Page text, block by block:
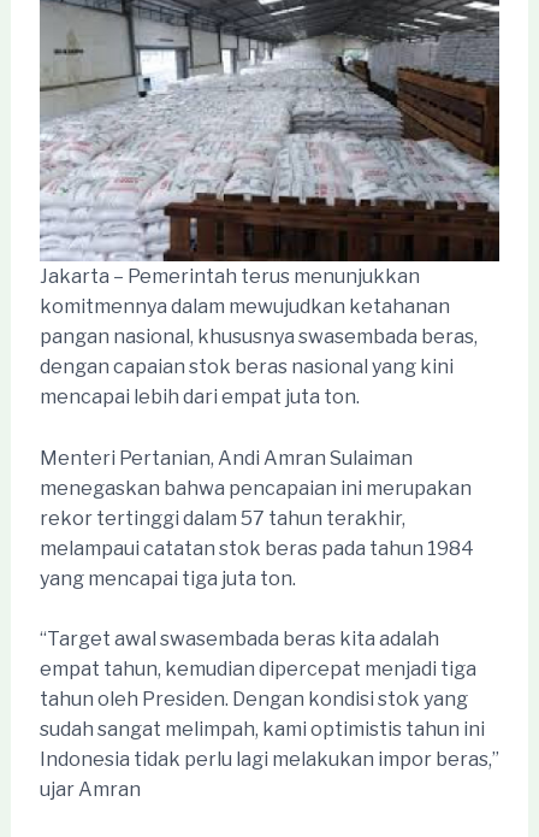
Jakarta – Pemerintah terus menunjukkan
komitmennya dalam mewujudkan ketahanan
pangan nasional, khususnya swasembada beras,
dengan capaian stok beras nasional yang kini
mencapai lebih dari empat juta ton.
Menteri Pertanian, Andi Amran Sulaiman
menegaskan bahwa pencapaian ini merupakan
rekor tertinggi dalam 57 tahun terakhir,
melampaui catatan stok beras pada tahun 1984
yang mencapai tiga juta ton.
“Target awal swasembada beras kita adalah
empat tahun, kemudian dipercepat menjadi tiga
tahun oleh Presiden. Dengan kondisi stok yang
sudah sangat melimpah, kami optimistis tahun ini
Indonesia tidak perlu lagi melakukan impor beras,”
ujar Amran